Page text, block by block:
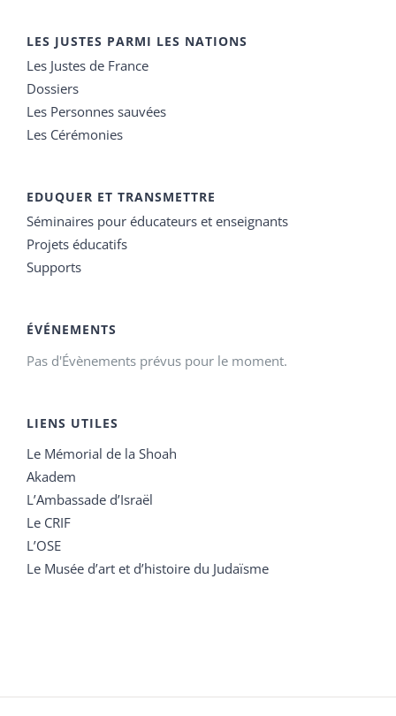
LES JUSTES PARMI LES NATIONS
Les Justes de France
Dossiers
Les Personnes sauvées
Les Cérémonies
EDUQUER ET TRANSMETTRE
Séminaires pour éducateurs et enseignants
Projets éducatifs
Supports
ÉVÉNEMENTS
Pas d'Évènements prévus pour le moment.
LIENS UTILES
Le Mémorial de la Shoah
Akadem
L’Ambassade d’Israël
Le CRIF
L’OSE
Le Musée d’art et d’histoire du Judaïsme